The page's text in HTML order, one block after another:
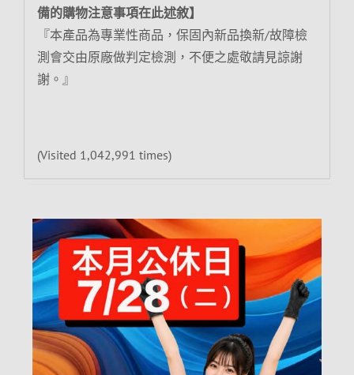
備的購物注意事項在此述敘】
『本產品為專業性商品，保固內新品換新/故障檢
測會交由原廠做判定檢測，不便之處敬請見諒謝
謝。』
(Visited 1,042,991 times)